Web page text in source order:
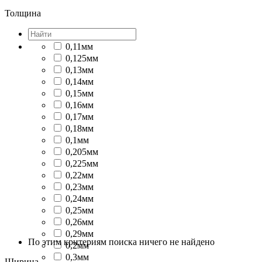
Толщина
0,11мм
0,125мм
0,13мм
0,14мм
0,15мм
0,16мм
0,17мм
0,18мм
0,1мм
0,205мм
0,225мм
0,22мм
0,23мм
0,24мм
0,25мм
0,26мм
0,29мм
0,2мм
0,3мм
По этим критериям поиска ничего не найдено